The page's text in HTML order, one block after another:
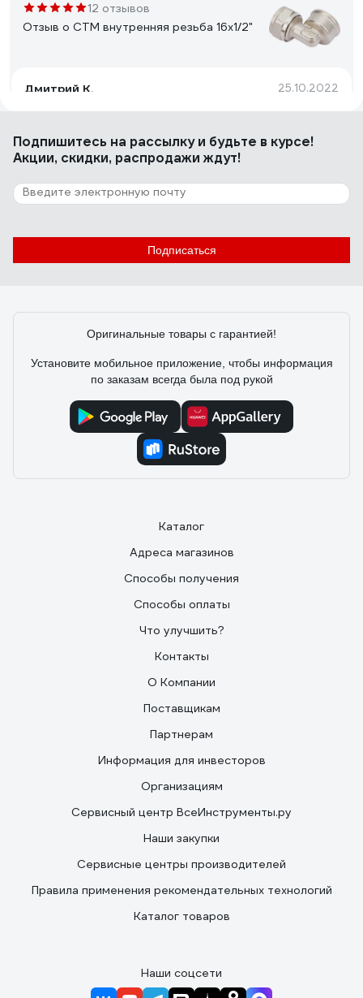
12 отзывов
Отзыв о СТМ внутренняя резьба 16х1/2"
Дмитрий К. 25.10.2022
Легко монтируется
4 отзыва
Отзыв о СТМ наружняя резьба, 20х1/2х20
Подпишитесь на рассылкуи будьте в курсе!
Акции, скидки, распродажи ждут!
Подписаться
Оригинальные товары с гарантией!
Установите мобильное приложение, чтобы информация
по заказам всегда была под рукой
Каталог
Адреса магазинов
Способы получения
Способы оплаты
Что улучшить?
Контакты
О Компании
Поставщикам
Партнерам
Информация для инвесторов
Организациям
Сервисный центр ВсеИнструменты.ру
Наши закупки
Сервисные центры производителей
Правила применения рекомендательных технологий
Каталог товаров
Наши соцсети